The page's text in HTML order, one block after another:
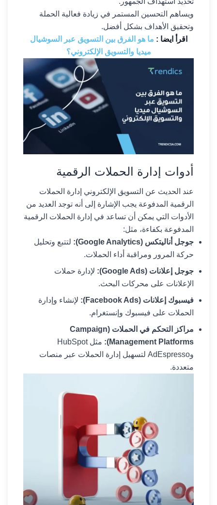
ويساهم التحسين المستمر في زيادة فعالية الحملة
وتحقيق الأهداف بشكل أفضل.
اقرأ ايضا : ما هو الفرق بين التسويق عبر السوشيال
ميديا والتسويق الإلكتروني؟
أدوات إدارة الحملات الرقمية
عند الحديث عن التسويق الإلكتروني إدارة الحملات
الرقمية المدفوعة يجب الإشارة إلى أنه توجد العديد من
الأدوات التي يمكن أن تساعد في إدارة الحملات الرقمية
المدفوعة بكفاءة، مثل:
جوجل أناليتكس (Google Analytics):
لتتبع وتحليل
حركة المرور ومراقبة أداء الحملات.
جوجل إعلانات (Google Ads):
لإدارة حملات
الإعلانات على محركات البحث.
فيسبوك إعلانات (Facebook Ads):
لإنشاء وإدارة
الحملات على فيسبوك وإنستغرام.
مراكز التحكم في الحملات (Campaign
Management Platforms):
مثل HubSpot
وAdEspresso لتسهيل إدارة الحملات عبر منصات
متعددة.